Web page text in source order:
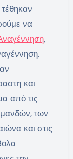
να
,
και
από τις
των
και στις